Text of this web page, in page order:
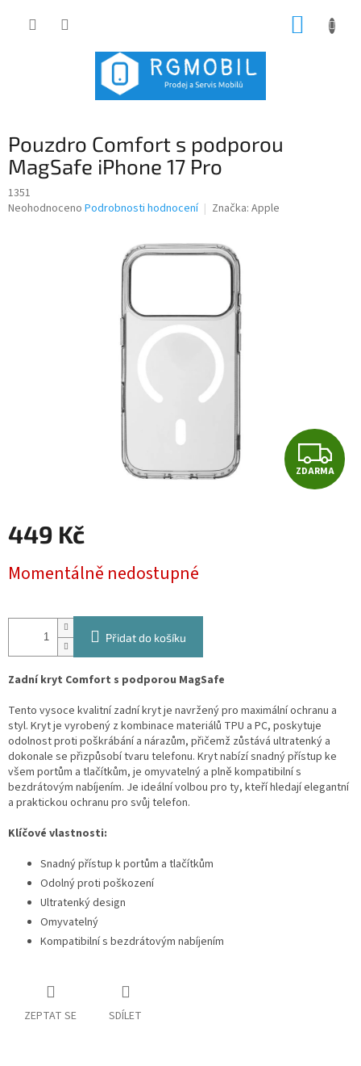
Pouzdro Comfort s podporou
MagSafe iPhone 17 Pro
1351
Průměrné
Neohodnoceno Podrobnosti hodnocení Značka: Apple
Z
D
ZDARMA
449 Kč
cena:
Momentálně nedostupné
Přidat do košíku
Zadní kryt Comfort s podporou MagSafe
Tento vysoce kvalitní zadní kryt je navržený pro maximální ochranu a
styl. Kryt je vyrobený z kombinace materiálů TPU a PC, poskytuje
odolnost proti poškrábání a nárazům, přičemž zůstává ultratenký a
dokonale se přizpůsobí tvaru telefonu. Kryt nabízí snadný přístup ke
všem portům a tlačítkům, je omyvatelný a plně kompatibilní s
bezdrátovým nabíjením. Je ideální volbou pro ty, kteří hledají elegantní
a praktickou ochranu pro svůj telefon.
Klíčové vlastnosti:
Snadný přístup k portům a tlačítkům
Odolný proti poškození
Ultratenký design
Omyvatelný
Kompatibilní s bezdrátovým nabíjením
ZEPTAT SE SDÍLET